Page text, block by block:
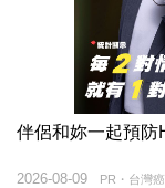
伴侶和妳一起預防
PR・台灣
2026-08-09